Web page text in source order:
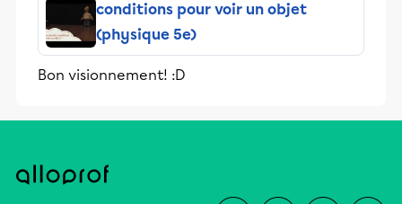
conditions pour voir un objet
(physique 5e)
Bon visionnement! :D